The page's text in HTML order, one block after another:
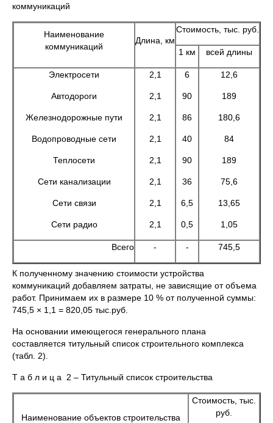
коммуникаций
Наименование
коммуникаций
Длина, км
Стоимость, тыс. руб.
1 км всей длины
Электросети
Автодороги
Железнодорожные пути
Водопроводные сети
Теплосети
Сети канализации
Сети связи
Сети радио
2,1
2,1
2,1
2,1
2,1
2,1
2,1
2,1
6
90
86
40
90
36
6,5
0,5
12,6
189
180,6
84
189
75,6
13,65
1,05
Всего - - 745,5
К полученному значению стоимости устройства
коммуникаций добавляем затраты, не зависящие от объема
работ. Принимаем их в размере 10 % от полученной суммы:
745,5 × 1,1 = 820,05 тыс.руб.
На основании имеющегося генерального плана
составляется титульный список строительного комплекса
(табл. 2).
Т а б л и ц а 2 – Титульный список строительства
Наименование объектов строительства
Стоимость, тыс.
руб.